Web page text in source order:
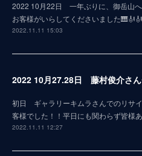
2022 10月22日 一年ぶりに、御岳山
お客様がいらしてくださいました
2022.11.11 15:03
初日 ギャラリーキムラさんでのリサ
客様でした！！平日にも関わらず皆様
2022.11.11 12:27